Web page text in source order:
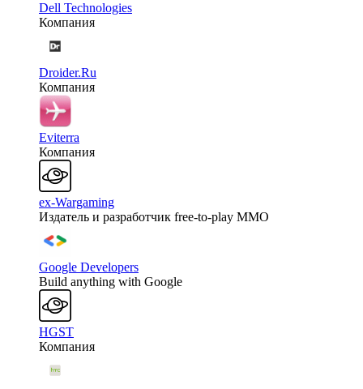
Dell Technologies
Компания
Droider.Ru
Компания
Eviterra
Компания
ex-Wargaming
Издатель и разработчик free-to-play MMO
Google Developers
Build anything with Google
HGST
Компания